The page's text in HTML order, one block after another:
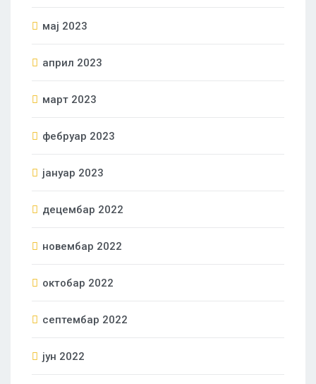
мај 2023
април 2023
март 2023
фебруар 2023
јануар 2023
децембар 2022
новембар 2022
октобар 2022
септембар 2022
јун 2022